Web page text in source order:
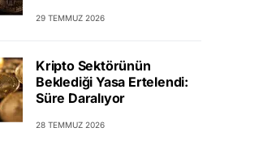
29 TEMMUZ 2026
Kripto Sektörünün
Beklediği Yasa Ertelendi:
Süre Daralıyor
28 TEMMUZ 2026